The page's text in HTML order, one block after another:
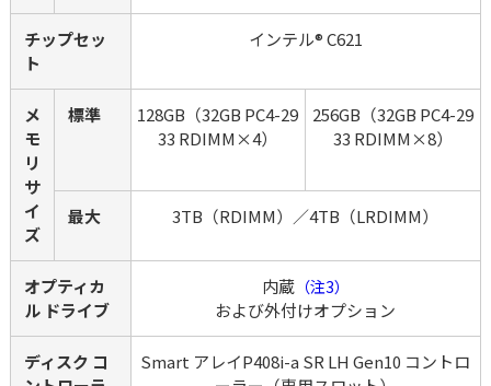
チップセッ
ト
インテル® C621
メ
モ
リ
サ
イ
ズ
標準
128GB（32GB PC4-29
33 RDIMM×4）
256GB（32GB PC4-29
33 RDIMM×8）
最大 3TB（RDIMM）／4TB（LRDIMM）
オプティカ
ル ドライブ
内蔵（注3）
および外付けオプション
ディスク コ
Smart アレイP408i-a SR LH Gen10 コントロ